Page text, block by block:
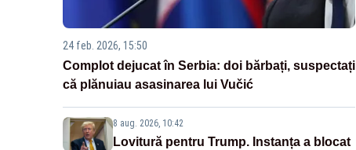
24 feb. 2026, 15:50
Complot dejucat în Serbia: doi bărbați, suspectați
că plănuiau asasinarea lui Vučić
8 aug. 2026, 10:42
Lovitură pentru Trump. Instanța a blocat